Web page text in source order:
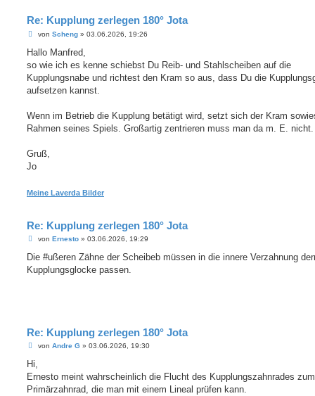
Re: Kupplung zerlegen 180° Jota
B
i
r
a
g
von Scheng» 03.06.2026, 19:26
Hallo Manfred,
so wie ich es kenne schiebst Du Reib- und Stahlscheiben auf die
Kupplungsnabe und richtest den Kram so aus, dass Du die
aufsetzen kannst.
Wenn im Betrieb die Kupplung betätigt wird, setzt sich der Kram
Rahmen seines Spiels. Großartig zentrieren muss man da m. E. nicht.
Gruß,
Jo
Meine Laverda Bilder
Re: Kupplung zerlegen 180° Jota
B
i
r
von Ernesto» 03.06.2026, 19:29
Die #ußeren Zähne der Scheibeb müssen in die innere Verzahnung
Kupplungsglocke passen.
Re: Kupplung zerlegen 180° Jota
B
t
r
a
von Andre G» 03.06.2026, 19:30
Hi,
Ernesto meint wahrscheinlich die Flucht des Kupplungszahnrades zum
Primärzahnrad, die man mit einem Lineal prüfen kann.